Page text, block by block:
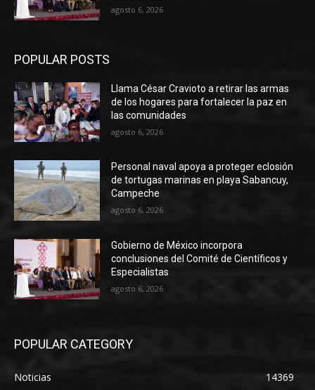
agosto 6, 2026
POPULAR POSTS
Llama César Cravioto a retirar las armas
de los hogares para fortalecer la paz en
las comunidades
agosto 6, 2026
Personal naval apoya a proteger eclosión
de tortugas marinas en playa Sabancuy,
Campeche
agosto 6, 2026
Gobierno de México incorpora
conclusiones del Comité de Científicos y
Especialistas
agosto 6, 2026
POPULAR CATEGORY
Noticias
14369